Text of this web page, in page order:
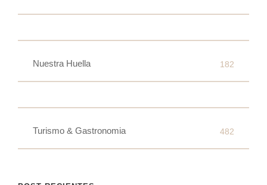
Nuestra Huella 182
Turismo & Gastronomia 482